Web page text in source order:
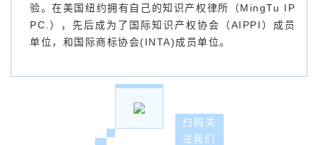
验。在美国纽约拥有自己的知识产权律所（MingTu IP
PC.），先后成为了国际知识产权协会（AIPPI）成员
单位，和国际商标协会(INTA)成员单位。
扫码关
注我们